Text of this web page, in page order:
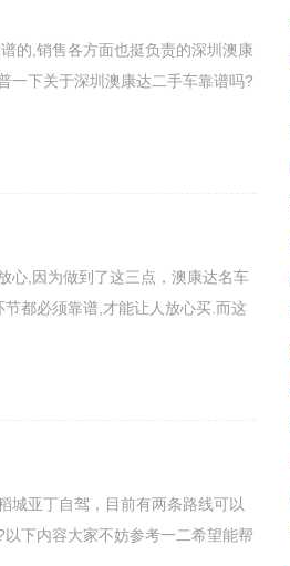
的,销售各方面也挺负责的深圳澳康
一下关于深圳澳康达二手车靠谱吗?
心,因为做到了这三点，澳康达名车
都必须靠谱,才能让人放心买.而这
城亚丁自驾，目前有两条路线可以
下内容大家不妨参考一二希望能帮